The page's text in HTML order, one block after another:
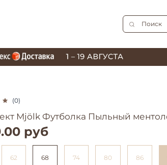
(0)
Mjölk Футболка Пыльный
руб
62 68 74 80 86